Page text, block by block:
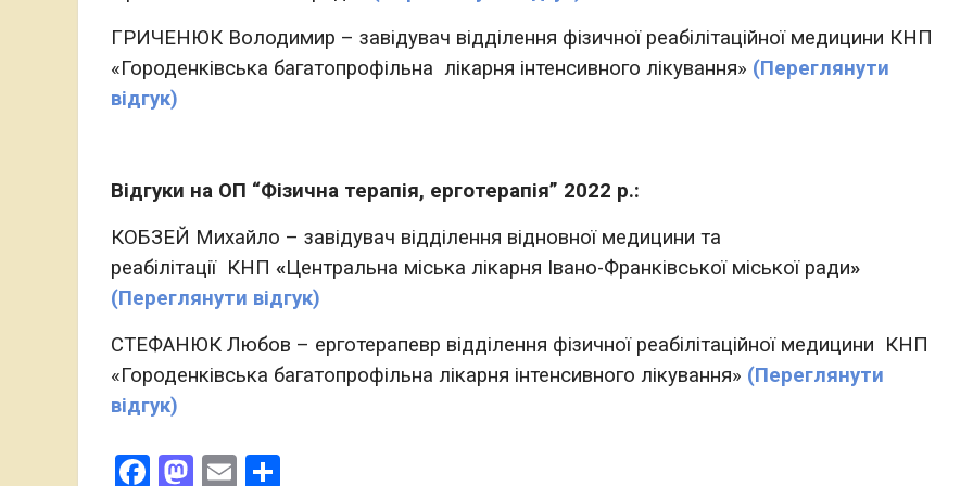
ГРИЧЕНЮК Володимир – завідувач відділення фізичної реабілітаційної медицини КНП
«Городенківська багатопрофільна лікарня інтенсивного лікування» (Переглянути
відгук)
Відгуки на ОП “Фізична терапія, ерготерапія” 2022 р.:
КОБЗЕЙ Михайло – завідувач відділення відновної медицини та
реабілітації КНП «Центральна міська лікарня Івано-Франківської міської ради»
(Переглянути відгук)
СТЕФАНЮК Любов – ерготерапевр відділення фізичної реабілітаційної медицини КНП
«Городенківська багатопрофільна лікарня інтенсивного лікування» (Переглянути
відгук)
Facebook
Mastodon
Email